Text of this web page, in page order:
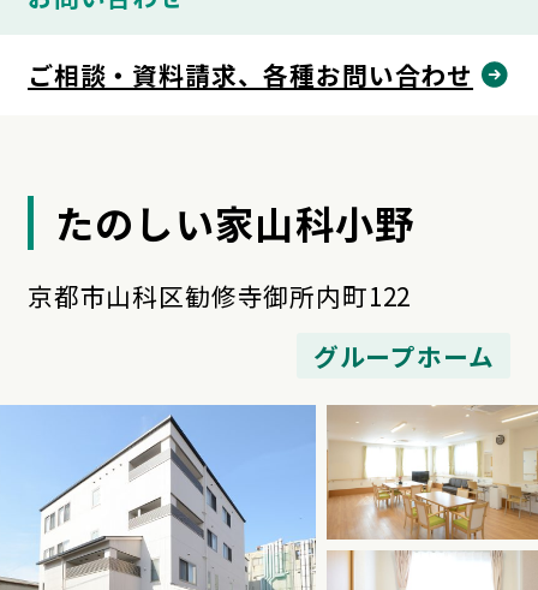
ご相談・資料請求、各種お問い合わせ
たのしい家山科小野
京都市山科区勧修寺御所内町122
グループホーム